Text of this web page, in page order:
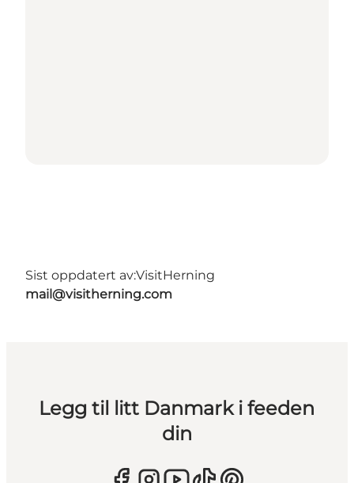
Sist oppdatert av:VisitHerning
mail@visitherning.com
Legg til litt Danmark i feeden
din